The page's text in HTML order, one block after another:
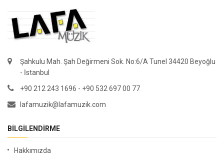
Şahkulu Mah. Şah Değirmeni Sok. No:6/A Tunel 34420 Beyoğlu
- İstanbul
+90 212 243 1696 - +90 532 697 00 77
lafamuzik@lafamuzik.com
BILGILENDIRME
Hakkımızda